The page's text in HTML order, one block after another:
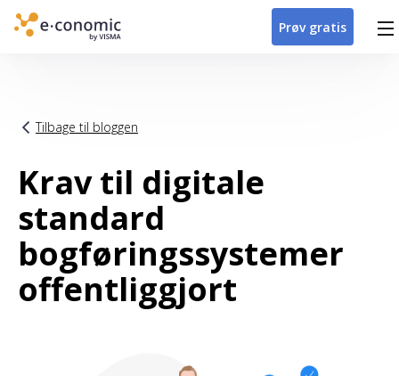
Prøv gratis
Tilbage til bloggen
Krav til digitale
standard
bogføringssystemer
offentliggjort